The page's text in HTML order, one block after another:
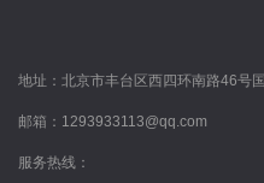
地址： 北京市丰台区西四环南路46号
邮箱： 1293933113@qq.com
服务热线：